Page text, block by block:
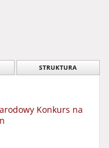
STRUKTURA
Konkurs na